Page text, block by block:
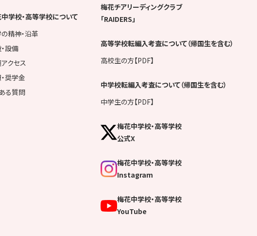
学校・高等学校について
精神・沿革
設備
クセス
奨学金
る質問
梅花チアリーディングクラブ
「RAIDERS」
高等学校転編入考査について（帰国生を含む）
高校生の方【PDF】
中学校転編入考査について（帰国生を含む）
中学生の方【PDF】
梅花中学校・高等学校
公式X
梅花中学校・高等学校
Instagram
梅花中学校・高等学校
YouTube